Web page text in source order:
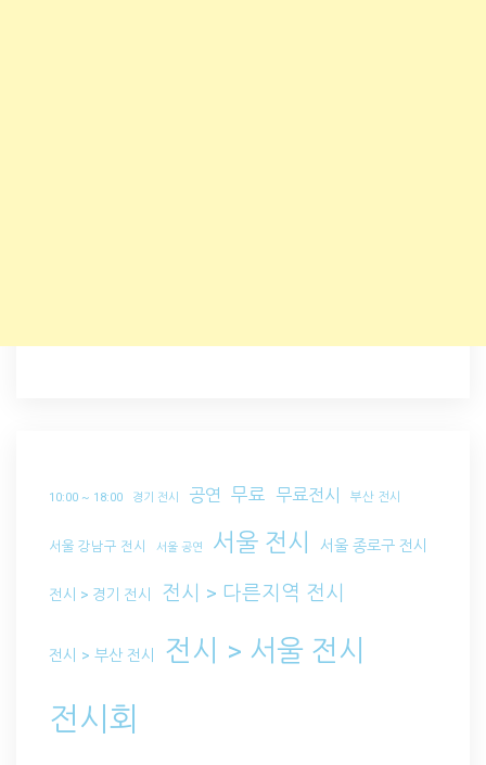
10:00 ~ 18:00 경기 전시 공연 무료 무료전시 부산 전시
서울 강남구 전시 서울 공연 서울 전시 서울 종로구 전시
전시 > 경기 전시 전시 > 다른지역 전시
전시 > 부산 전시 전시 > 서울 전시
전시회